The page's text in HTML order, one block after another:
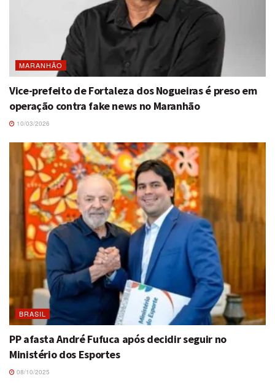
MARANHÃO
Vice-prefeito de Fortaleza dos Nogueiras é preso em
operação contra fake news no Maranhão
10/03/2026
BRASIL
PP afasta André Fufuca após decidir seguir no
Ministério dos Esportes
08/10/2025